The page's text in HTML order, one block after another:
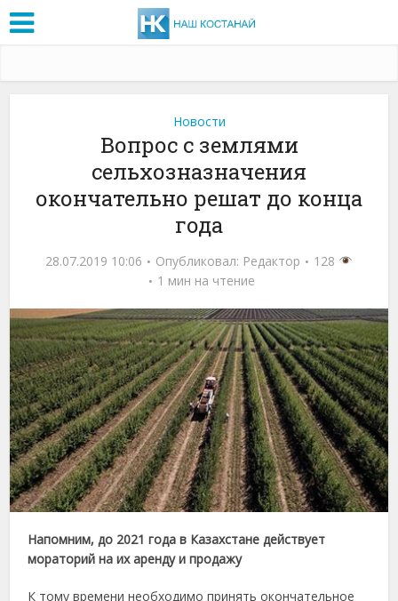
Новости
Вопрос с землями
сельхозназначения
окончательно решат до конца
года
28.07.2019 10:06 Опубликовал: Редактор
128
1 мин на чтение
Напомним, до 2021 года в Казахстане действует
мораторий на их аренду и продажу
К тому времени необходимо принять окончательное